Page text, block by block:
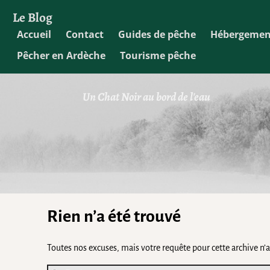
Le Blog
Accueil Contact Guides de pêche
Pêcher en Ardèche
Tourisme pêche
Un Chat Noir au bord de l'eau
Rien n’a été trouvé
Toutes nos excuses, mais votre requête pour cette archive